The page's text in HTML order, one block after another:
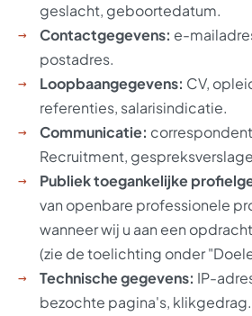
geslacht, geboortedatum.
Contactgegevens: e-
postadres.
Loopbaangegevens: CV,
referenties, salarisindicatie.
Communicatie:
Recruitment,
Publiek toegankelijke
van openbare professionele
wanneer wij u aan een
(zie de toelichting onder
Technische gegevens: IP-
bezochte pagina's, klikgedrag.